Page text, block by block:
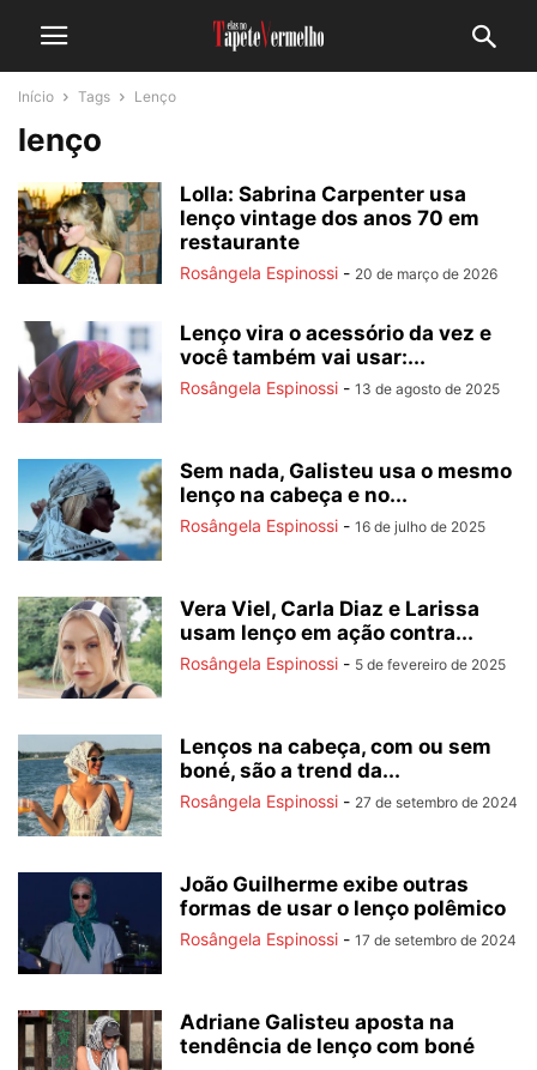
Início Tags Lenço
lenço
Lolla: Sabrina Carpenter usa
lenço vintage dos anos 70 em
restaurante
Rosângela Espinossi - 20 de março de 2026
Lenço vira o acessório da vez e
você também vai usar:...
Rosângela Espinossi - 13 de agosto de 2025
Sem nada, Galisteu usa o mesmo
lenço na cabeça e no...
Rosângela Espinossi - 16 de julho de 2025
Vera Viel, Carla Diaz e Larissa
usam lenço em ação contra...
Rosângela Espinossi - 5 de fevereiro de 2025
Lenços na cabeça, com ou sem
boné, são a trend da...
Rosângela Espinossi - 27 de setembro de 2024
João Guilherme exibe outras
formas de usar o lenço polêmico
Rosângela Espinossi - 17 de setembro de 2024
Adriane Galisteu aposta na
tendência de lenço com boné